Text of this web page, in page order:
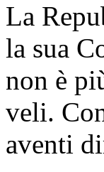
La
la sua
non è
veli.
aventi